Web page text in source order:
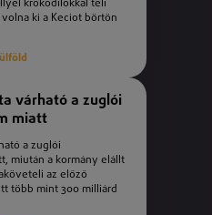
krokodilokkal teli
ki a Keciot börtön
várható a zuglói
miatt
a zuglói
miután a kormány elállt
az előző
több mint 300 milliárd